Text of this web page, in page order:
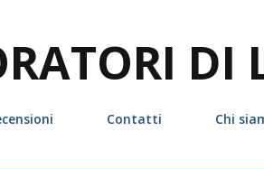
DI
Contatti Chi